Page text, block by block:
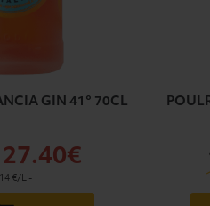
GIN 41° 70CL
27.40€
€/L -